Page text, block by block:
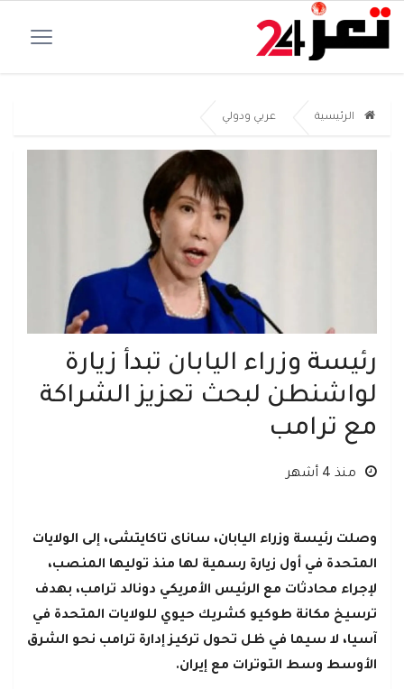
الرئيسية عربي ودولي
رئيسة وزراء اليابان تبدأ زيارة
لواشنطن لبحث تعزيز الشراكة
مع ترامب
منذ 4 أشهر
وصلت رئيسة وزراء اليابان، ساناى تاكايتشى، إلى الولايات
المتحدة في أول زيارة رسمية لها منذ توليها المنصب،
لإجراء محادثات مع الرئيس الأمريكي دونالد ترامب، بهدف
ترسيخ مكانة طوكيو كشريك حيوي للولايات المتحدة في
آسيا، لا سيما في ظل تحول تركيز إدارة ترامب نحو الشرق
الأوسط وسط التوترات مع إيران.